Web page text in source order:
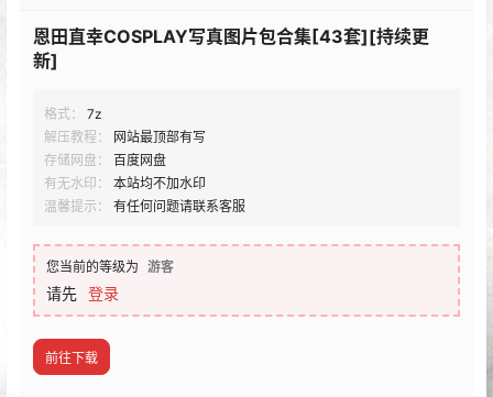
恩田直幸COSPLAY写真图片包合集[43套][持续更
新]
格式：
7z
解压教程：
网站最顶部有写
存储网盘：
百度网盘
有无水印：
本站均不加水印
温馨提示：
有任何问题请联系客服
您当前的等级为 游客
请先 登录
前往下载